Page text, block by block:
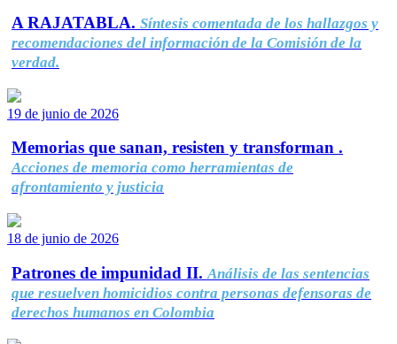
A RAJATABLA. Síntesis comentada de los hallazgos y
recomendaciones del información de la Comisión de la
verdad.
19 de junio de 2026
Memorias que sanan, resisten y transforman .
Acciones de memoria como herramientas de
afrontamiento y justicia
18 de junio de 2026
Patrones de impunidad II. Análisis de las sentencias
que resuelven homicidios contra personas defensoras de
derechos humanos en Colombia